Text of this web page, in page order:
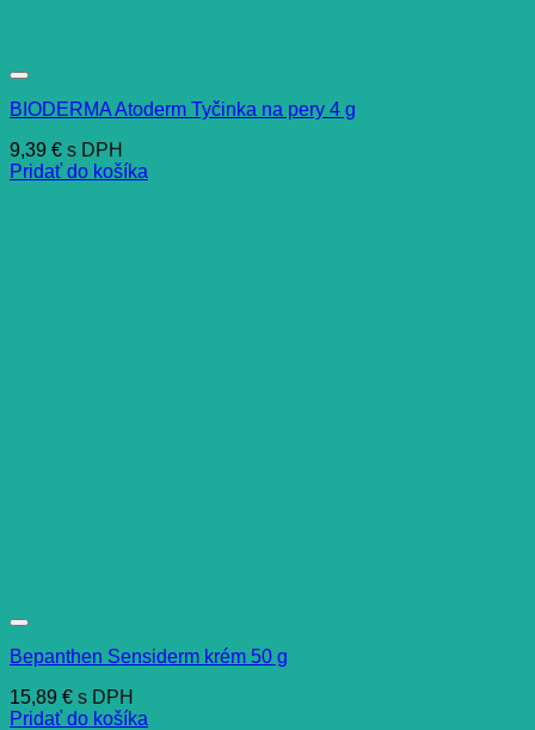
BIODERMA Atoderm Tyčinka na pery 4 g
9,39 € s DPH
Pridať do košíka
Bepanthen Sensiderm krém 50 g
15,89 € s DPH
Pridať do košíka